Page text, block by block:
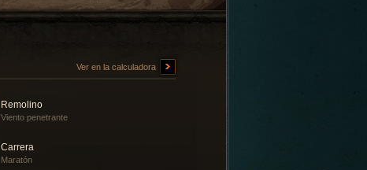
Ver en la calculadora
Remolino
Viento penetrante
Carrera
Maratón